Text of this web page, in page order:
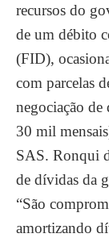
recursos do
de um débito
(FID),
com parcelas
negociação
30 mil
SAS. Ronqui
de dívidas da
“São
amortizando